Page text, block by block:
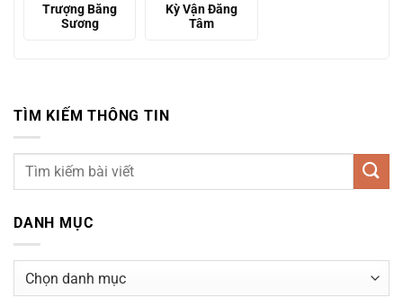
Trượng Băng
Sương
Kỳ Vận Đăng
Tâm
TÌM KIẾM THÔNG TIN
DANH MỤC
Danh